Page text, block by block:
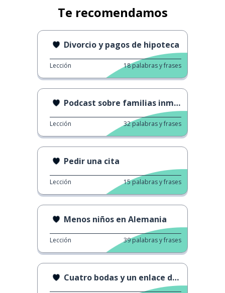
Te recomendamos
Divorcio y pagos de hipoteca
Lección 18palabras y frases
Podcast sobre familias inmigrantes
Lección 32palabras y frases
Pedir una cita
Lección 15palabras y frases
Menos niños en Alemania
Lección 39palabras y frases
Cuatro bodas y un enlace de Zoom